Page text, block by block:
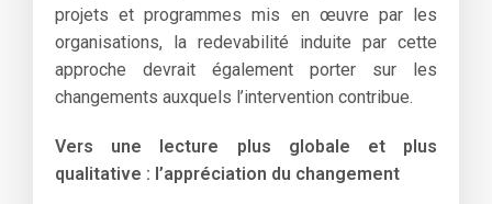
projets et programmes mis en œuvre par les
organisations, la redevabilité induite par cette
approche devrait également porter sur les
changements auxquels l’intervention contribue.
Vers une lecture plus globale et plus
qualitative : l’appréciation du changement